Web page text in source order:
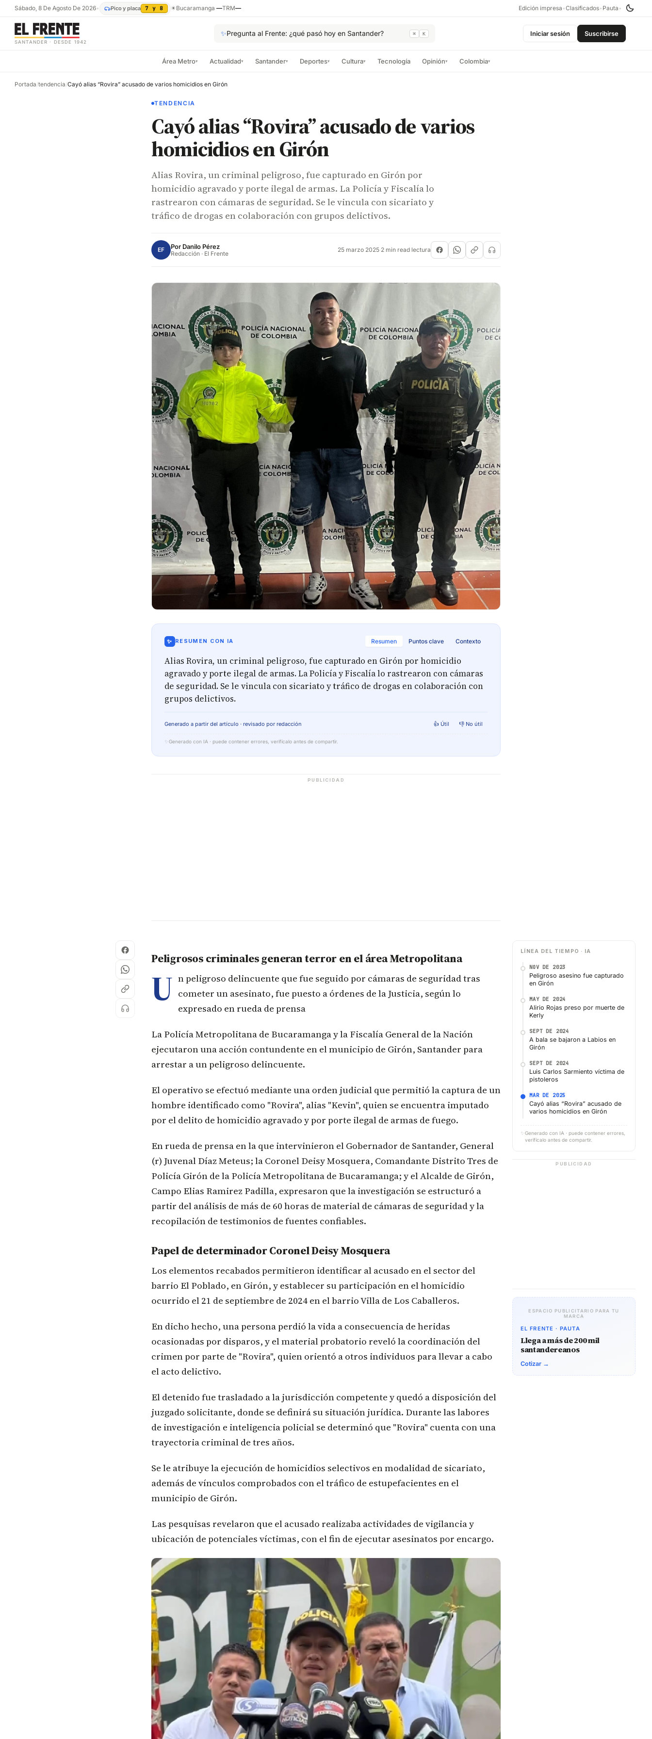
Sábado, 8 De Agosto De 2026• Pico y placa 7 y 8 ☀Bucaramanga —TRM— Edición impresa •Clasificados• Pauta •
SANTANDER · DESDE 1942
✨Pregunta al Frente: ¿qué pasó hoy en Santander? ⌘ K Iniciar sesión Suscribirse
Área Metro▾ Actualidad▾ Santander▾ Deportes▾ Cultura▾ Tecnología Opinión▾ Colombia▾
Portada/tendencia/Cayó alias “Rovira” acusado de varios homicidios en Girón
TENDENCIA
Cayó alias “Rovira” acusado de varios
homicidios en Girón
Alias Rovira, un criminal peligroso, fue capturado en Girón por
homicidio agravado y porte ilegal de armas. La Policía y Fiscalía lo
rastrearon con cámaras de seguridad. Se le vincula con sicariato y
tráfico de drogas en colaboración con grupos delictivos.
EF Por Danilo Pérez
Redacción · El Frente 25 marzo 2025·2 min read lectura
✨ RESUMEN CON IA Resumen Puntos clave Contexto
Alias Rovira, un criminal peligroso, fue capturado en Girón por homicidio
agravado y porte ilegal de armas. La Policía y Fiscalía lo rastrearon con cámaras
de seguridad. Se le vincula con sicariato y tráfico de drogas en colaboración con
grupos delictivos.
Generado a partir del artículo · revisado por redacción 👍 Útil 👎 No útil
✨ Generado con IA · puede contener errores, verifícalo antes de compartir.
PUBLICIDAD
Peligrosos criminales generan terror en el área Metropolitana
U n peligroso delincuente que fue seguido por cámaras de seguridad tras
cometer un asesinato, fue puesto a órdenes de la Justicia, según lo
expresado en rueda de prensa
La Policía Metropolitana de Bucaramanga y la Fiscalía General de la Nación
ejecutaron una acción contundente en el municipio de Girón, Santander para
arrestar a un peligroso delincuente.
El operativo se efectuó mediante una orden judicial que permitió la captura de un
hombre identificado como "Rovira", alias "Kevin", quien se encuentra imputado
por el delito de homicidio agravado y por porte ilegal de armas de fuego.
En rueda de prensa en la que intervinieron el Gobernador de Santander, General
(r) Juvenal Díaz Meteus; la Coronel Deisy Mosquera, Comandante Distrito Tres de
Policía Girón de la Policía Metropolitana de Bucaramanga; y el Alcalde de Girón,
Campo Elias Ramirez Padilla, expresaron que la investigación se estructuró a
partir del análisis de más de 60 horas de material de cámaras de seguridad y la
recopilación de testimonios de fuentes confiables.
Papel de determinador Coronel Deisy Mosquera
Los elementos recabados permitieron identificar al acusado en el sector del
barrio El Poblado, en Girón, y establecer su participación en el homicidio
ocurrido el 21 de septiembre de 2024 en el barrio Villa de Los Caballeros.
En dicho hecho, una persona perdió la vida a consecuencia de heridas
ocasionadas por disparos, y el material probatorio reveló la coordinación del
crimen por parte de "Rovira", quien orientó a otros individuos para llevar a cabo
el acto delictivo.
El detenido fue trasladado a la jurisdicción competente y quedó a disposición del
juzgado solicitante, donde se definirá su situación jurídica. Durante las labores
de investigación e inteligencia policial se determinó que "Rovira" cuenta con una
trayectoria criminal de tres años.
Se le atribuye la ejecución de homicidios selectivos en modalidad de sicariato,
además de vínculos comprobados con el tráfico de estupefacientes en el
municipio de Girón.
Las pesquisas revelaron que el acusado realizaba actividades de vigilancia y
ubicación de potenciales víctimas, con el fin de ejecutar asesinatos por encargo.
LÍNEA DEL TIEMPO · IA
NOV DE 2023
Peligroso asesino fue capturado
en Girón
MAY DE 2024
Alirio Rojas preso por muerte de
Kerly
SEPT DE 2024
A bala se bajaron a Labios en
Girón
SEPT DE 2024
Luis Carlos Sarmiento víctima de
pistoleros
MAR DE 2025
Cayó alias “Rovira” acusado de
varios homicidios en Girón
✨ Generado con IA · puede contener errores,
verifícalo antes de compartir.
PUBLICIDAD
ESPACIO PUBLICITARIO PARA TU
MARCA
EL FRENTE · PAUTA
Llega a más de 200 mil
santandereanos
Cotizar →